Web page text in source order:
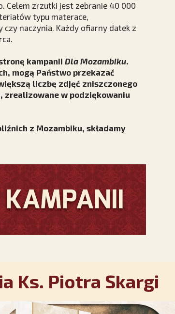
Celem zrzutki jest zebranie 40 000
typu materace,
naczynia. Każdy ofiarny datek z
kampanii Dla Mozambiku.
mogą Państwo przekazać
liczbę zdjęć zniszczonego
zrealizowane w podziękowaniu
z Mozambiku, składamy
Ks. Piotra Skargi